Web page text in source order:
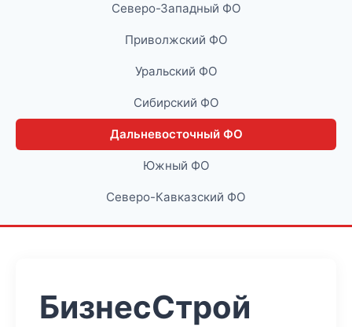
Северо-Западный ФО
Приволжский ФО
Уральский ФО
Сибирский ФО
Дальневосточный ФО
Южный ФО
Северо-Кавказский ФО
БизнесСтрой